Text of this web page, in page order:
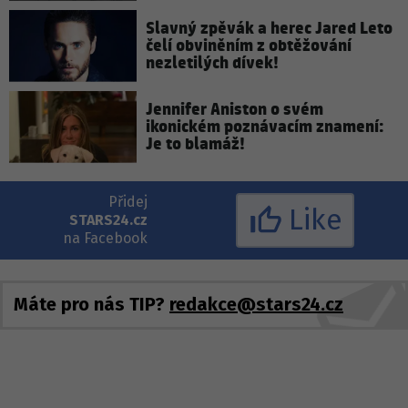
Slavný zpěvák a herec Jared Leto
čelí obviněním z obtěžování
nezletilých dívek!
Jennifer Aniston o svém
ikonickém poznávacím znamení:
Je to blamáž!
Přidej
STARS24.cz
na Facebook
Like
Máte pro nás TIP? redakce@stars24.cz